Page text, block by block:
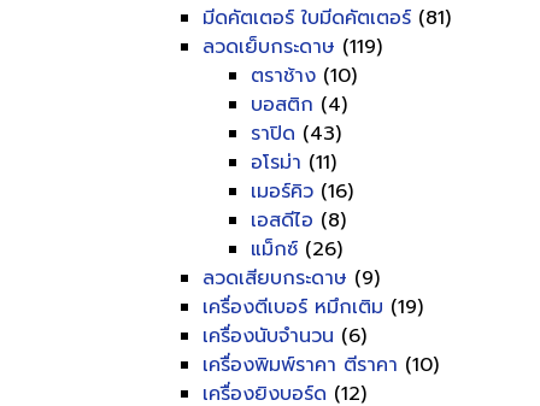
มีดคัตเตอร์ ใบมีดคัตเตอร์ (81)
ลวดเย็บกระดาษ (119)
ตราช้าง (10)
บอสติก (4)
ราปิด (43)
อโรม่า (11)
เมอร์คิว (16)
เอสดีไอ (8)
แม็กซ์ (26)
ลวดเสียบกระดาษ (9)
เครื่องตีเบอร์ หมึกเติม (19)
เครื่องนับจำนวน (6)
เครื่องพิมพ์ราคา ตีราคา (10)
เครื่องยิงบอร์ด (12)